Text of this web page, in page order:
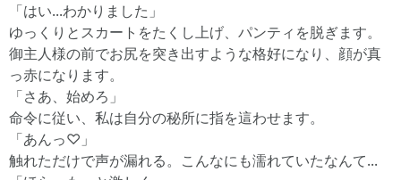
「はい...わかりました」
ゆっくりとスカートをたくし上げ、パンティを脱ぎます。
御主人様の前でお尻を突き出すような格好になり、顔が真
っ赤になります。
「さあ、始めろ」
命令に従い、私は自分の秘所に指を這わせます。
「あんっ♡」
触れただけで声が漏れる。こんなにも濡れていたなんて...